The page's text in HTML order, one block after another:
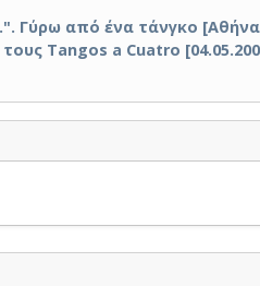
Γύρω από ένα τάνγκο
Tangos a Cuatro